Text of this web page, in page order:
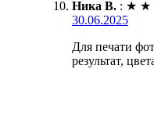
Ника В. : ★ ★
30.06.2025
Для печати
результат,